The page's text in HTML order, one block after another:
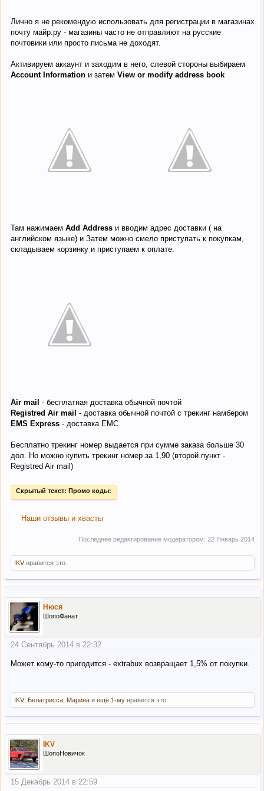
Лично я не рекомендую использовать для регистрации в магазинах
почту майр.ру - магазины часто не отправляют на русские
почтовики или просто письма не доходят.
Активируем аккаунт и заходим в него, слевой стороны выбираем
Account Information и затем View or modify address book
Там нажимаем Add Address и вводим адрес доставки ( на
английском языке) и Затем можно смело приступать к покупкам,
складываем корзинку и приступаем к оплате.
Air mail - бесплатная доставка обычной почтой
Registred Air mail - доставка обычной почтой с трекинг намбером
EMS Express - доставка ЕМС
Бесплатно трекинг номер выдается при сумме заказа больше 30
дол. Но можно купить трекинг номер за 1,90 (второй пункт -
Registred Air mail)
Скрытый текст: Промо коды:
Наши отзывы и хвасты
Последнее редактирование модератором: 22 Январь 2014
IKVнравится это.
Нюся
ШопоФанат
24 Сентябрь 2014 в 22:32
Может кому-то пригодится - extrabux возвращает 1,5% от покупки.
IKV, Белатрисса Марина и ещё 1-му нравится это.
IKV
ШопоНовичок
15 Декабрь 2014 в 22:59